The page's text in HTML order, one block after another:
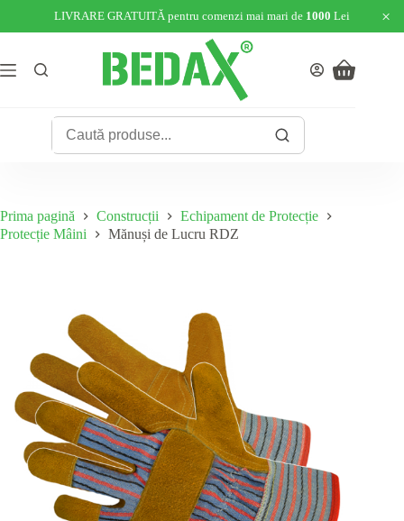
LIVRARE GRATUITĂ pentru comenzi mai mari de 1000 Lei ×
conținut
Coș
Prima pagină Construcții
Echipament de Protecție
Protecție Mâini
Mănuși de Lucru RDZ